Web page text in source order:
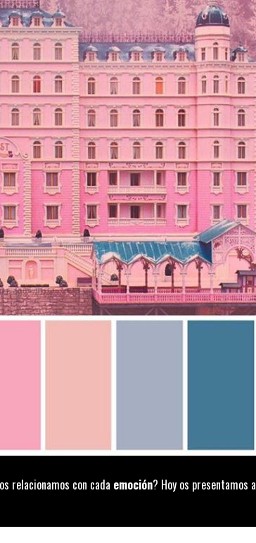
relacionamos con cada emoción? Hoy os presentamos a